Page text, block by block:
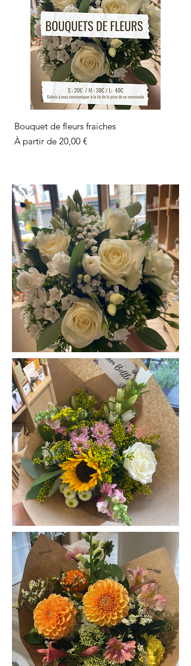
Bouquet de fleurs fraiches
À partir de 20,00 €
Prix promotionnel